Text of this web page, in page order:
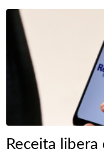
Receita libera